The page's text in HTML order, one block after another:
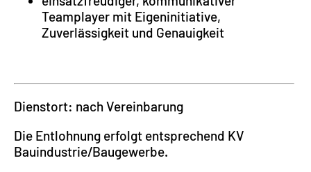
Teamplayer mit Eigeninitiative,
Zuverlässigkeit und Genauigkeit
Dienstort: nach Vereinbarung
Die Entlohnung erfolgt entsprechend KV
Bauindustrie/Baugewerbe.